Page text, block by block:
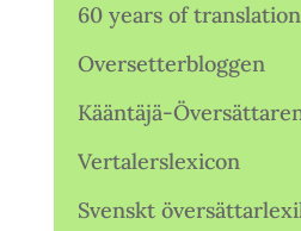
60 years of translation
Oversetterbloggen
Kääntäjä-
Vertalerslexicon
Svenskt